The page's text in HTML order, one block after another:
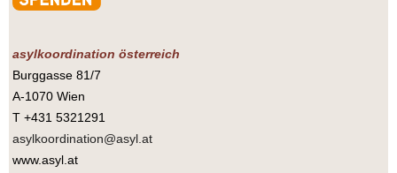
asylkoordination österreich
Burggasse 81/7
A-1070 Wien
T +431 5321291
asylkoordination@asyl.at
www.asyl.at